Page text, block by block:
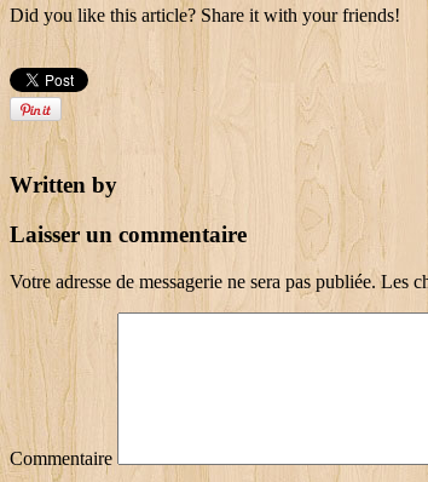
Did you like this article? Share it with your friends!
Written by
Laisser un commentaire
Votre adresse de messagerie ne sera pas publiée. Les
Commentaire